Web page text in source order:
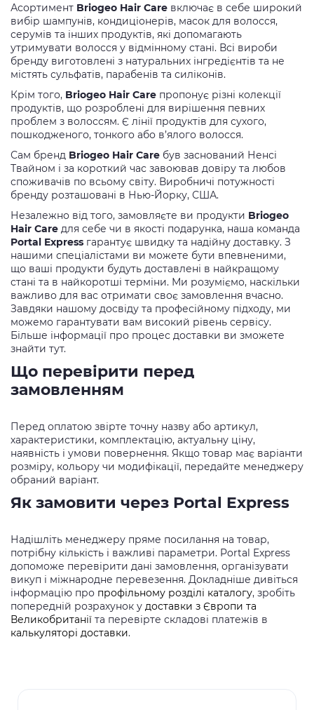
Асортимент Briogeo Hair Care включає в себе широкий
вибір шампунів, кондиціонерів, масок для волосся,
серумів та інших продуктів, які допомагають
утримувати волосся у відмінному стані. Всі вироби
бренду виготовлені з натуральних інгредієнтів та не
містять сульфатів, парабенів та силіконів.
Крім того, Briogeo Hair Care пропонує різні колекції
продуктів, що розроблені для вирішення певних
проблем з волоссям. Є лінії продуктів для сухого,
пошкодженого, тонкого або в’ялого волосся.
Сам бренд Briogeo Hair Care був заснований Ненсі
Твайном і за короткий час завоював довіру та любов
споживачів по всьому світу. Виробничі потужності
бренду розташовані в Нью-Йорку, США.
Незалежно від того, замовляєте ви продукти Briogeo
Hair Care для себе чи в якості подарунка, наша команда
Portal Express гарантує швидку та надійну доставку. З
нашими спеціалістами ви можете бути впевненими,
що ваші продукти будуть доставлені в найкращому
стані та в найкоротші терміни. Ми розуміємо, наскільки
важливо для вас отримати своє замовлення вчасно.
Завдяки нашому досвіду та професійному підходу, ми
можемо гарантувати вам високий рівень сервісу.
Більше інформації про процес доставки ви зможете
знайти тут.
Що перевірити перед
замовленням
Перед оплатою звірте точну назву або артикул,
характеристики, комплектацію, актуальну ціну,
наявність і умови повернення. Якщо товар має варіанти
розміру, кольору чи модифікації, передайте менеджеру
обраний варіант.
Як замовити через Portal Express
Надішліть менеджеру пряме посилання на товар,
потрібну кількість і важливі параметри. Portal Express
допоможе перевірити дані замовлення, організувати
викуп і міжнародне перевезення. Докладніше дивіться
інформацію про профільному розділі каталогу, зробіть
попередній розрахунок у доставки з Європи та
Великобританії та перевірте складові платежів в
калькуляторі доставки.